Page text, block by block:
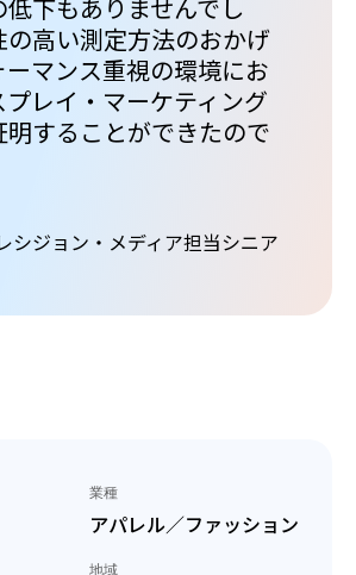
業種
アパレル／ファッション
地域
低下もありませんでし
の高い測定方法のおかげ
マンス重視の環境にお
プレイ・マーケティング
明することができたので
シジョン・メディア担当シニア